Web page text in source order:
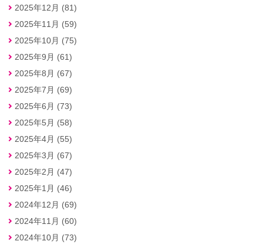
2025年12月 (81)
2025年11月 (59)
2025年10月 (75)
2025年9月 (61)
2025年8月 (67)
2025年7月 (69)
2025年6月 (73)
2025年5月 (58)
2025年4月 (55)
2025年3月 (67)
2025年2月 (47)
2025年1月 (46)
2024年12月 (69)
2024年11月 (60)
2024年10月 (73)